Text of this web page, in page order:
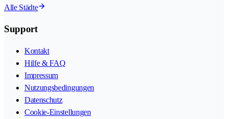
Alle Städte
Support
Kontakt
Hilfe & FAQ
Impressum
Nutzungsbedingungen
Datenschutz
Cookie-Einstellungen